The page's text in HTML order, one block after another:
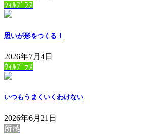
ｳｨﾙﾌﾟﾗｽ
思いが形をつくる！
2026年7月4日
ｳｨﾙﾌﾟﾗｽ
いつもうまくいくわけない
2026年6月21日
所感